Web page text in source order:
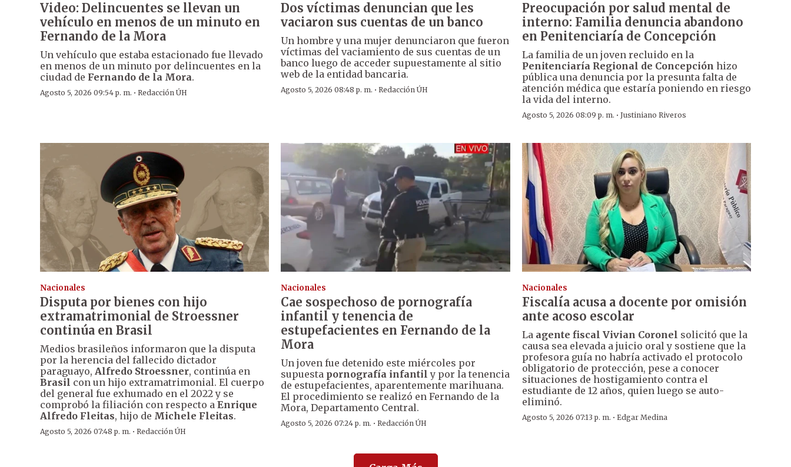
Video: Delincuentes se llevan un
vehículo en menos de un minuto en
Fernando de la Mora
Un vehículo que estaba estacionado fue llevado
en menos de un minuto por delincuentes en la
ciudad de Fernando de la Mora.
Agosto 5, 2026 09:54 p. m. · Redacción ÚH
Dos víctimas denuncian que les
vaciaron sus cuentas de un banco
Un hombre y una mujer denunciaron que fueron
víctimas del vaciamiento de sus cuentas de un
banco luego de acceder supuestamente al sitio
web de la entidad bancaria.
Agosto 5, 2026 08:48 p. m. ·Redacción ÚH
Preocupación por salud mental de
interno: Familia denuncia abandono
en Penitenciaría de Concepción
La familia de un joven recluido en la
Penitenciaría Regional de Concepción hizo
pública una denuncia por la presunta falta de
atención médica que estaría poniendo en riesgo
la vida del interno.
Agosto 5, 2026 08:09 p. m. · Justiniano Riveros
Nacionales
Disputa por bienes con hijo
extramatrimonial de Stroessner
continúa en Brasil
Medios brasileños informaron que la disputa
por la herencia del fallecido dictador
paraguayo, Alfredo Stroessner, continúa en
Brasil con un hijo extramatrimonial. El cuerpo
del general fue exhumado en el 2022 y se
comprobó la filiación con respecto a Enrique
Alfredo Fleitas, hijo de Michele Fleitas.
Agosto 5, 2026 07:48 p. m. · Redacción ÚH
Nacionales
Cae sospechoso de pornografía
infantil y tenencia de
estupefacientes en Fernando de la
Mora
Un joven fue detenido este miércoles por
supuesta pornografía infantil y por la tenencia
de estupefacientes, aparentemente marihuana.
El procedimiento se realizó en Fernando de la
Mora, Departamento Central.
Agosto 5, 2026 07:24 p. m. ·Redacción ÚH
Nacionales
Fiscalía acusa a docente por omisión
ante acoso escolar
La agente fiscal Vivian Coronel solicitó que la
causa sea elevada a juicio oral y sostiene que la
profesora guía no habría activado el protocolo
obligatorio de protección, pese a conocer
situaciones de hostigamiento contra el
estudiante de 12 años, quien luego se auto-
eliminó.
Agosto 5, 2026 07:13 p. m. · Edgar Medina